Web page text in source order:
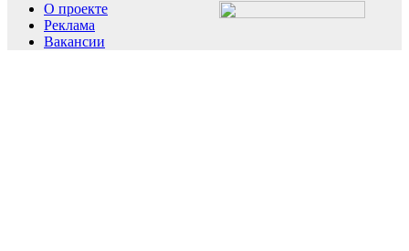
О проекте
Реклама
Вакансии